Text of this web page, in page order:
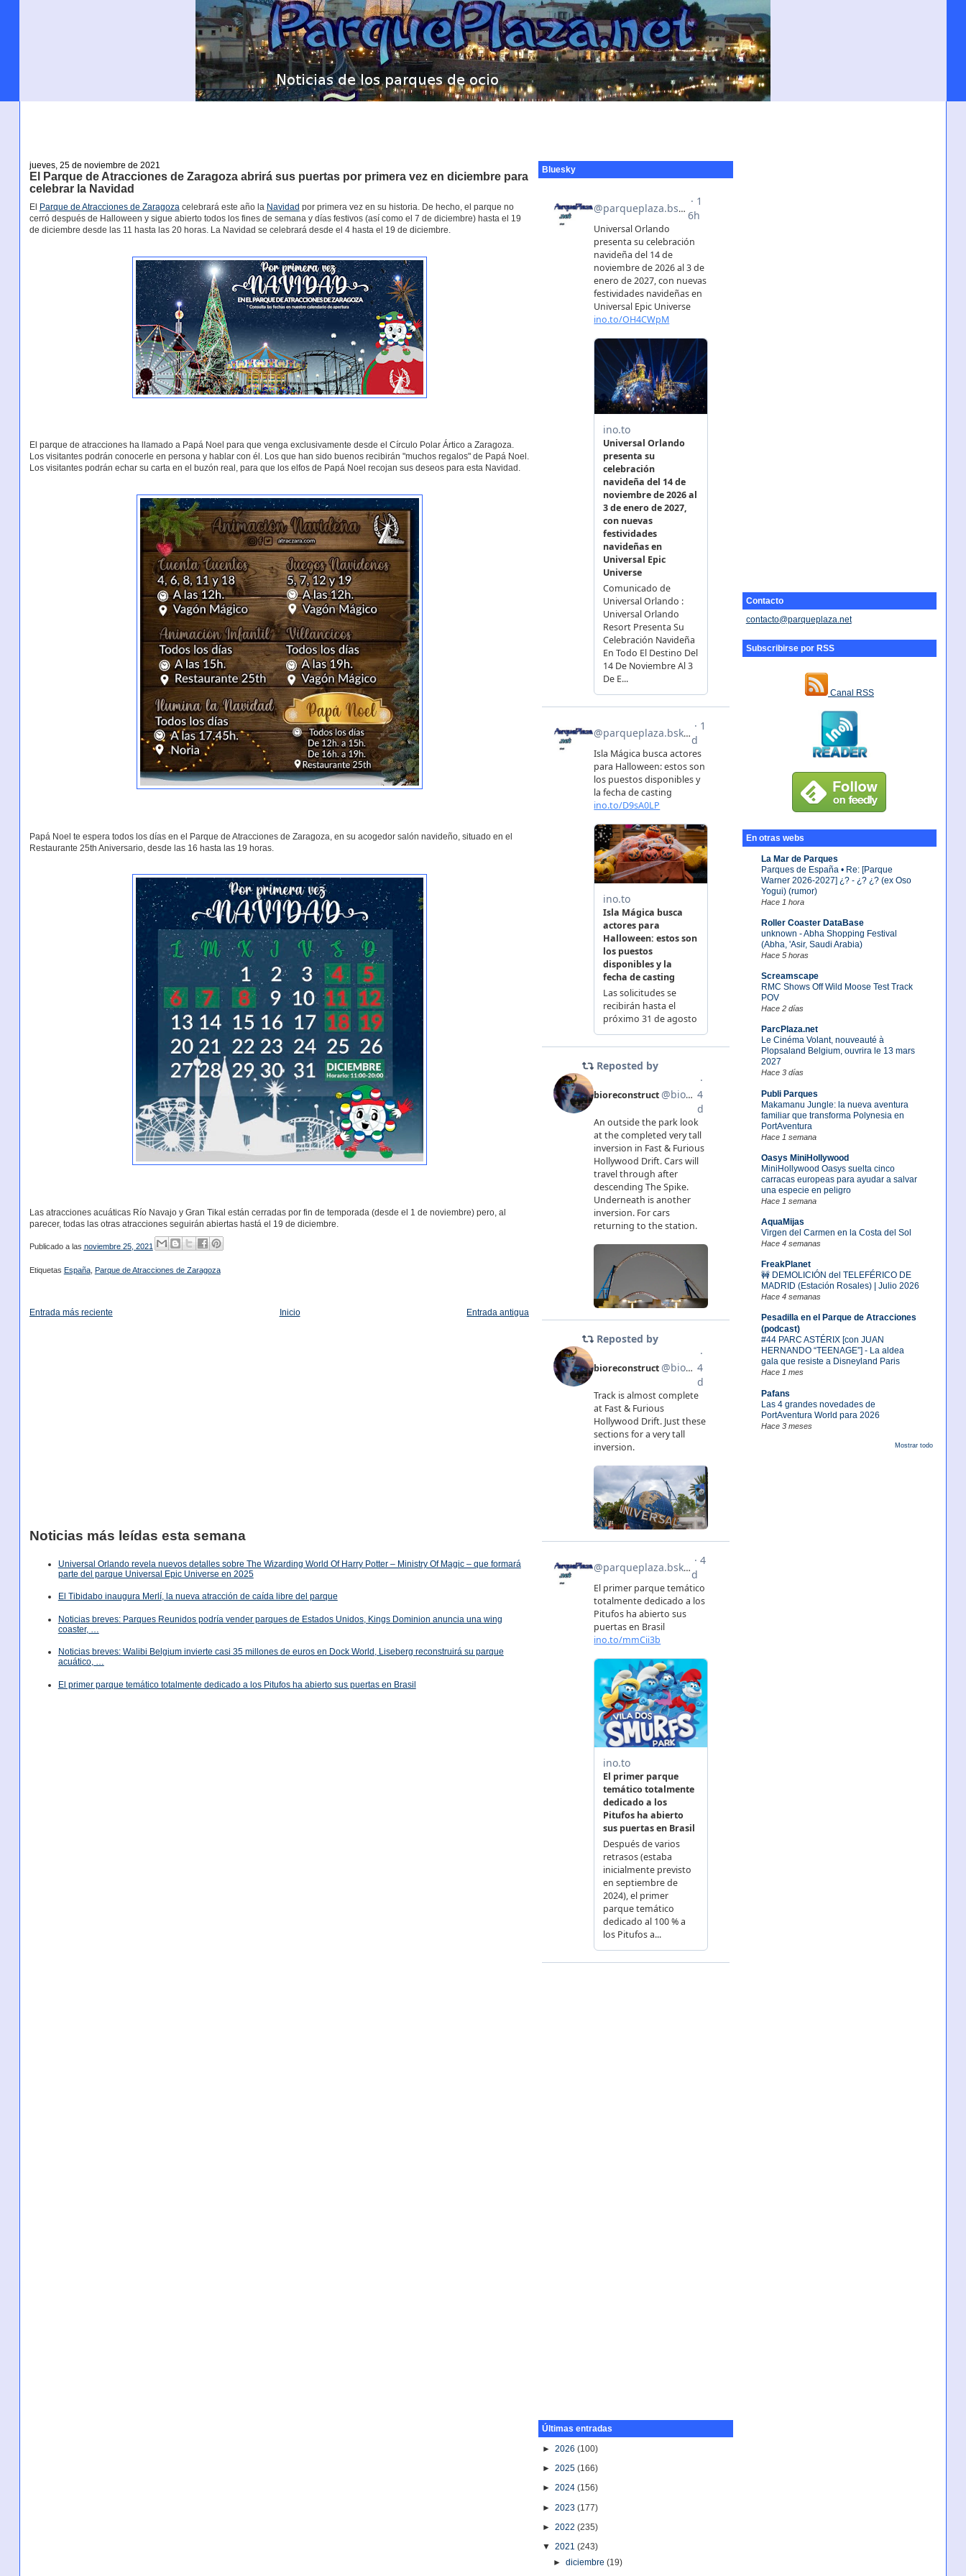
Contacto
contacto@parqueplaza.net
Subscribirse por RSS
Canal RSS
En otras webs
La Mar de Parques
Parques de España • Re: [Parque
Warner 2026-2027] ¿? - ¿? ¿? (ex Oso
Yogui) (rumor)
Hace 1 hora
Roller Coaster DataBase
unknown - Abha Shopping Festival
(Abha, 'Asir, Saudi Arabia)
Hace 5 horas
Screamscape
RMC Shows Off Wild Moose Test Track
POV
Hace 2 días
ParcPlaza.net
Le Cinéma Volant, nouveauté à
Plopsaland Belgium, ouvrira le 13 mars
2027
Hace 3 días
Publi Parques
Makamanu Jungle: la nueva aventura
familiar que transforma Polynesia en
PortAventura
Hace 1 semana
Oasys MiniHollywood
MiniHollywood Oasys suelta cinco
carracas europeas para ayudar a salvar
una especie en peligro
Hace 1 semana
AquaMijas
Virgen del Carmen en la Costa del Sol
Hace 4 semanas
FreakPlanet
🚧 DEMOLICIÓN del TELEFÉRICO DE
MADRID (Estación Rosales) | Julio 2026
Hace 4 semanas
Pesadilla en el Parque de Atracciones
(podcast)
#44 PARC ASTÉRIX [con JUAN
HERNANDO “TEENAGE”] - La aldea
gala que resiste a Disneyland Paris
Hace 1 mes
Pafans
Las 4 grandes novedades de
PortAventura World para 2026
Hace 3 meses
Mostrar todo
jueves, 25 de noviembre de 2021
El Parque de Atracciones de Zaragoza abrirá sus puertas por primera vez en diciembre para
celebrar la Navidad
El Parque de Atracciones de Zaragozacelebrará este año la Navidad por primera vez en su historia. De hecho, el parque no
cerró después de Halloween y sigue abierto todos los fines de semana y días festivos (así como el 7 de diciembre) hasta el 19
de diciembre desde las 11 hasta las 20 horas. La Navidad se celebrará desde el 4 hasta el 19 de diciembre.
El parque de atracciones ha llamado a Papá Noel para que venga exclusivamente desde el Círculo Polar Ártico a Zaragoza.
Los visitantes podrán conocerle en persona y hablar con él. Los que han sido buenos recibirán "muchos regalos" de Papá Noel.
Los visitantes podrán echar su carta en el buzón real, para que los elfos de Papá Noel recojan sus deseos para esta Navidad.
Papá Noel te espera todos los días en el Parque de Atracciones de Zaragoza, en su acogedor salón navideño, situado en el
Restaurante 25th Aniversario, desde las 16 hasta las 19 horas.
Las atracciones acuáticas Río Navajo y Gran Tikal están cerradas por fin de temporada (desde el 1 de noviembre) pero, al
parecer, todas las otras atracciones seguirán abiertas hastá el 19 de diciembre.
Publicado a las noviembre 25, 2021
Etiquetas España, Parque de Atracciones de Zaragoza
Entrada más reciente Entrada antigua
Inicio
Noticias más leídas esta semana
Universal Orlando revela nuevos detalles sobre The Wizarding World Of Harry Potter – Ministry Of Magic – que formará
parte del parque Universal Epic Universe en 2025
El Tibidabo inaugura Merlí, la nueva atracción de caída libre del parque
Noticias breves: Parques Reunidos podría vender parques de Estados Unidos, Kings Dominion anuncia una wing
coaster, …
Noticias breves: Walibi Belgium invierte casi 35 millones de euros en Dock World, Liseberg reconstruirá su parque
acuático, …
El primer parque temático totalmente dedicado a los Pitufos ha abierto sus puertas en Brasil
Bluesky
Últimas entradas
►2026(100)
►2025(166)
►2024(156)
►2023(177)
►2022(235)
▼2021(243)
►diciembre(19)